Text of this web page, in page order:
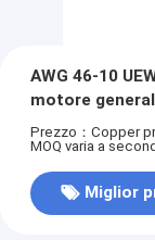
AWG 46-10
motore
Prezzo：Copper
MOQ varia a
Miglior